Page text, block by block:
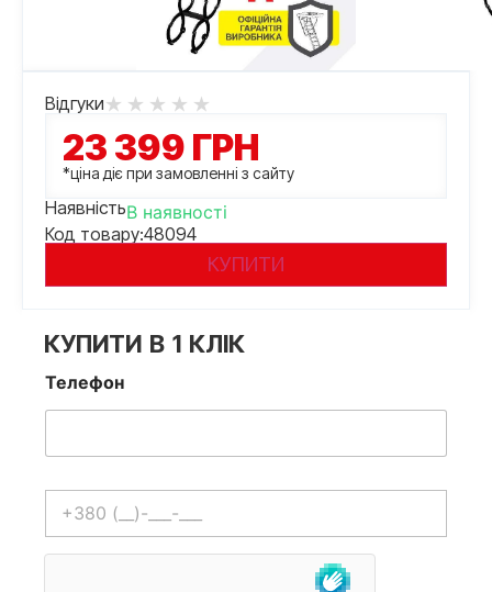
Відгуки
23 399 ГРН
*ціна діє при замовленні з сайту
НаявністьВ наявності
Код товару:48094
КУПИТИ
КУПИТИ В 1 КЛІК
Телефон
Телефон*